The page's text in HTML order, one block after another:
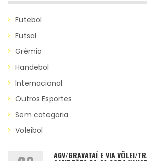
Futebol
Futsal
Grêmio
Handebol
Internacional
Outros Esportes
Sem categoria
Voleibol
AGV/GRAVATAÍ E VIA VÔLEI/